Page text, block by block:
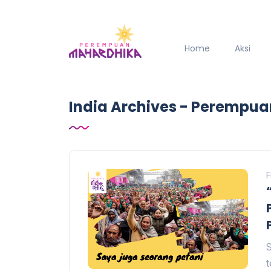
Home Aksi
India Archives -